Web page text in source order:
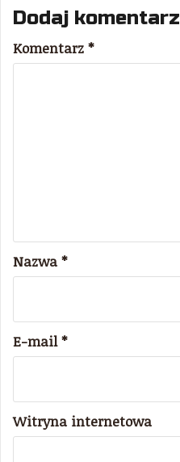
Dodaj komentarz
Komentarz *
Nazwa *
E-mail*
Witryna internetowa